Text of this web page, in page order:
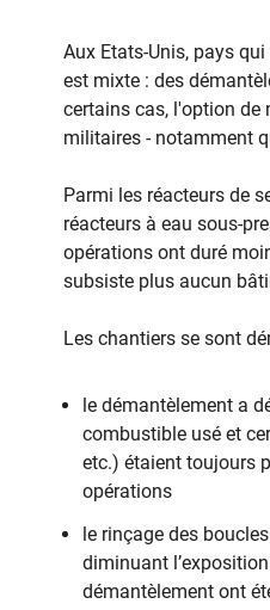
Aux Etats-Unis, pays
est mixte : des
certains cas, l'option de
militaires - notamment
Parmi les réacteurs de
réacteurs à eau sous-
opérations ont duré
subsiste plus aucun
Les chantiers se sont
le démantèlement a
combustible usé et
etc.) étaient toujours
opérations
le rinçage des
diminuant
démantèlement ont